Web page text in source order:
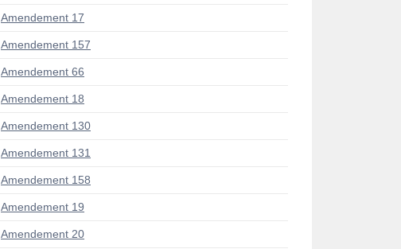
Amendement 17
Amendement 157
Amendement 66
Amendement 18
Amendement 130
Amendement 131
Amendement 158
Amendement 19
Amendement 20